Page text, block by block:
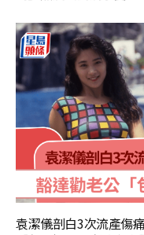
袁潔儀剖白3次流產傷